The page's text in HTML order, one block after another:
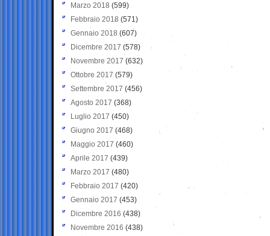
Marzo 2018 (599)
Febbraio 2018 (571)
Gennaio 2018 (607)
Dicembre 2017 (578)
Novembre 2017 (632)
Ottobre 2017 (579)
Settembre 2017 (456)
Agosto 2017 (368)
Luglio 2017 (450)
Giugno 2017 (468)
Maggio 2017 (460)
Aprile 2017 (439)
Marzo 2017 (480)
Febbraio 2017 (420)
Gennaio 2017 (453)
Dicembre 2016 (438)
Novembre 2016 (438)